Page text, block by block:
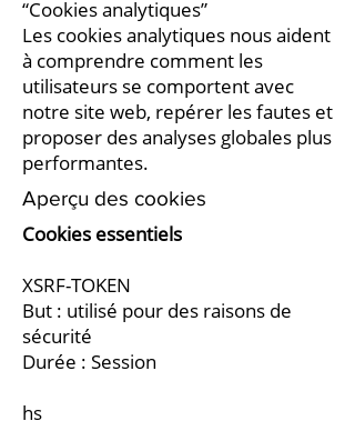
“Cookies analytiques”
Les cookies analytiques nous aident
à comprendre comment les
utilisateurs se comportent avec
notre site web, repérer les fautes et
proposer des analyses globales plus
performantes.
Aperçu des cookies
Cookies essentiels
XSRF-TOKEN
But : utilisé pour des raisons de
sécurité
Durée : Session
hs